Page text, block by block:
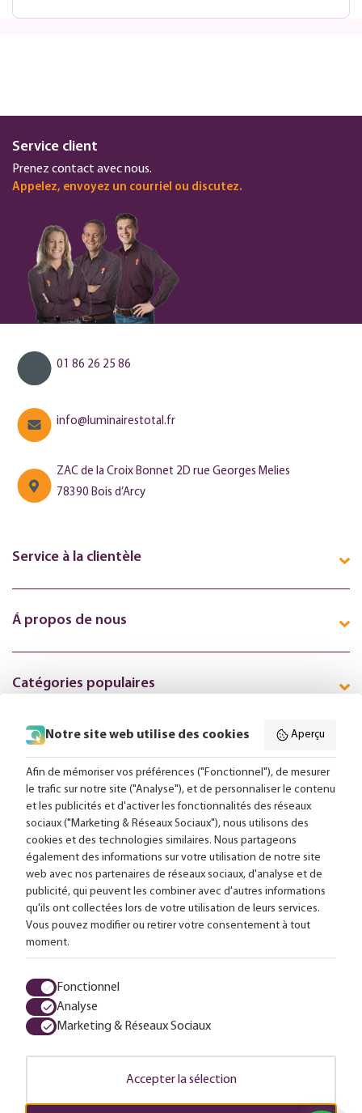
Service client
Prenez contact avec nous.
Appelez, envoyez un courriel ou discutez.
01 86 26 25 86
info@luminairestotal.fr
ZAC de la Croix Bonnet 2D rue Georges Melies
78390 Bois d’Arcy
Service à la clientèle
Á propos de nous
Catégories populaires
Suivez-nous en ligne:
Livraison gratuite à partir de 99,-
Conseils sur mesure
Plus de 25 000 lampes en stock
4,63 sur 611 avis
Termes et conditions
Notre site web utilise des cookies Aperçu
Afin de mémoriser vos préférences ("Fonctionnel"), de mesurer
le trafic sur notre site ("Analyse"), et de personnaliser le contenu
et les publicités et d'activer les fonctionnalités des réseaux
sociaux ("Marketing & Réseaux Sociaux"), nous utilisons des
cookies et des technologies similaires. Nous partageons
également des informations sur votre utilisation de notre site
web avec nos partenaires de réseaux sociaux, d'analyse et de
publicité, qui peuvent les combiner avec d'autres informations
qu'ils ont collectées lors de votre utilisation de leurs services.
Vous pouvez modifier ou retirer votre consentement à tout
moment.
Fonctionnel
Analyse
Marketing & Réseaux Sociaux
Accepter la sélection